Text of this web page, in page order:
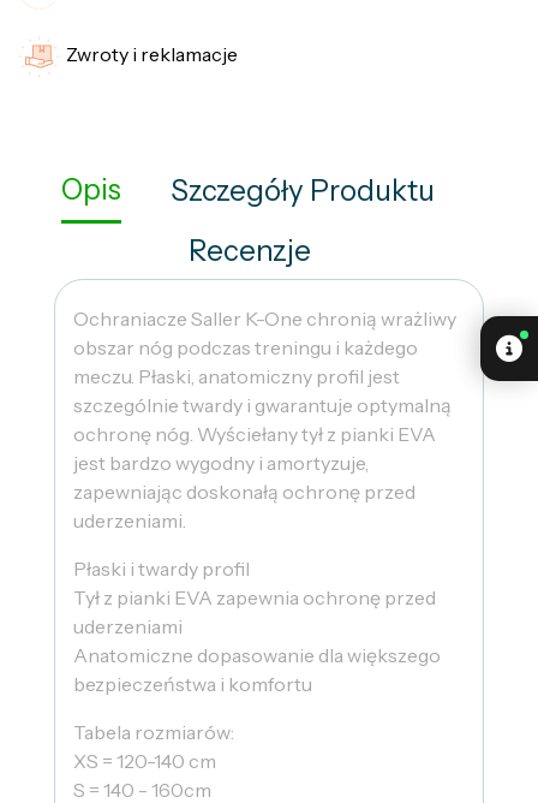
Zwroty i reklamacje
Opis
Szczegóły Produktu
Recenzje
Ochraniacze Saller K-One chronią wrażliwy
obszar nóg podczas treningu i każdego
meczu. Płaski, anatomiczny profil jest
szczególnie twardy i gwarantuje optymalną
ochronę nóg. Wyściełany tył z pianki EVA
jest bardzo wygodny i amortyzuje,
zapewniając doskonałą ochronę przed
uderzeniami.
Płaski i twardy profil
Tył z pianki EVA zapewnia ochronę przed
uderzeniami
Anatomiczne dopasowanie dla większego
bezpieczeństwa i komfortu
Tabela rozmiarów:
XS = 120-140 cm
S = 140 - 160cm